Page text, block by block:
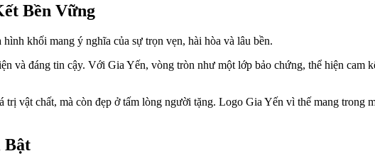
Bền Vững
khối mang ý nghĩa của sự trọn vẹn, hài hòa và lâu bền.
và đáng tin cậy. Với Gia Yến, vòng tròn như một lớp bảo chứng, thể hiện cam
vật chất, mà còn đẹp ở tấm lòng người tặng. Logo Gia Yến vì thế mang trong
Bật